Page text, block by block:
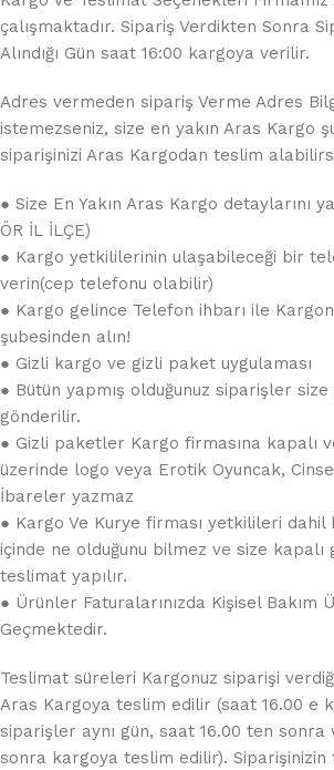
çalışmaktadır. Sipariş Verdikten Sonra
Alındığı Gün saat 16:00 kargoya verilir.
Adres vermeden sipariş Verme Adres
istemezseniz, size en yakın Aras Kargo
siparişinizi Aras Kargodan teslim
● Size En Yakın Aras Kargo detaylarını
ÖR İL İLÇE)
● Kargo yetkililerinin ulaşabileceği bir
verin(cep telefonu olabilir)
● Kargo gelince Telefon ihbarı ile
şubesinden alın!
● Gizli kargo ve gizli paket uygulaması
● Bütün yapmış olduğunuz siparişler
gönderilir.
● Gizli paketler Kargo firmasına kapalı
üzerinde logo veya Erotik Oyuncak,
İbareler yazmaz
● Kargo Ve Kurye firması yetkilileri dahil
içinde ne olduğunu bilmez ve size kapalı
teslimat yapılır.
● Ürünler Faturalarınızda Kişisel Bakım
Geçmektedir.
Teslimat süreleri Kargonuz siparişi
Aras Kargoya teslim edilir (saat 16.00 e
siparişler aynı gün, saat 16.00 ten
sonra kargoya teslim edilir). Siparişinizin